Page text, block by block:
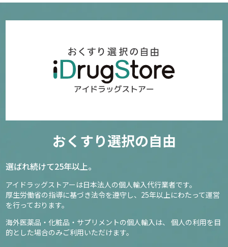
おくすり選択の自由
選ばれ続けて25年以上。
アイドラッグストアーは日本法人の個人輸入代行業者です。
厚生労働省の指導に基づき法令を遵守し、 25年以上にわたって運営
を行っております。
海外医薬品・化粧品・サプリメントの個人輸入は、 個人の利用を目
的とした場合のみご利用いただけます。